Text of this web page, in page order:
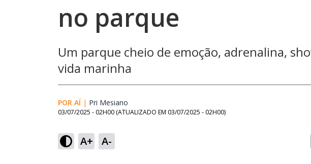
no parque
Um parque cheio de emoção, adrenalina,
vida marinha
POR AÍ | Pri Mesiano
03/07/2025 - 02H00 (ATUALIZADO EM 03/07/2025 - 02H00)
A+ A-